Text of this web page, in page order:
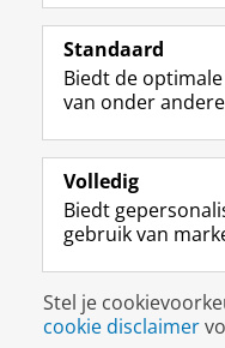
Volg de
Studiekiezers
Alumni
Over ons
Disclaimer &
Standaard
Biedt de
van onder
Volledig
Biedt
gebruik van
Stel je
cookie disclaimer